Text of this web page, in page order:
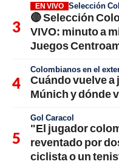
EN VIVO Selección
🔴 Selección
VIVO: minuto a
Juegos
Colombianos en el
Cuándo vuelve a
Múnich y dónde
Gol Caracol
"El jugador
reventado por
ciclista o un